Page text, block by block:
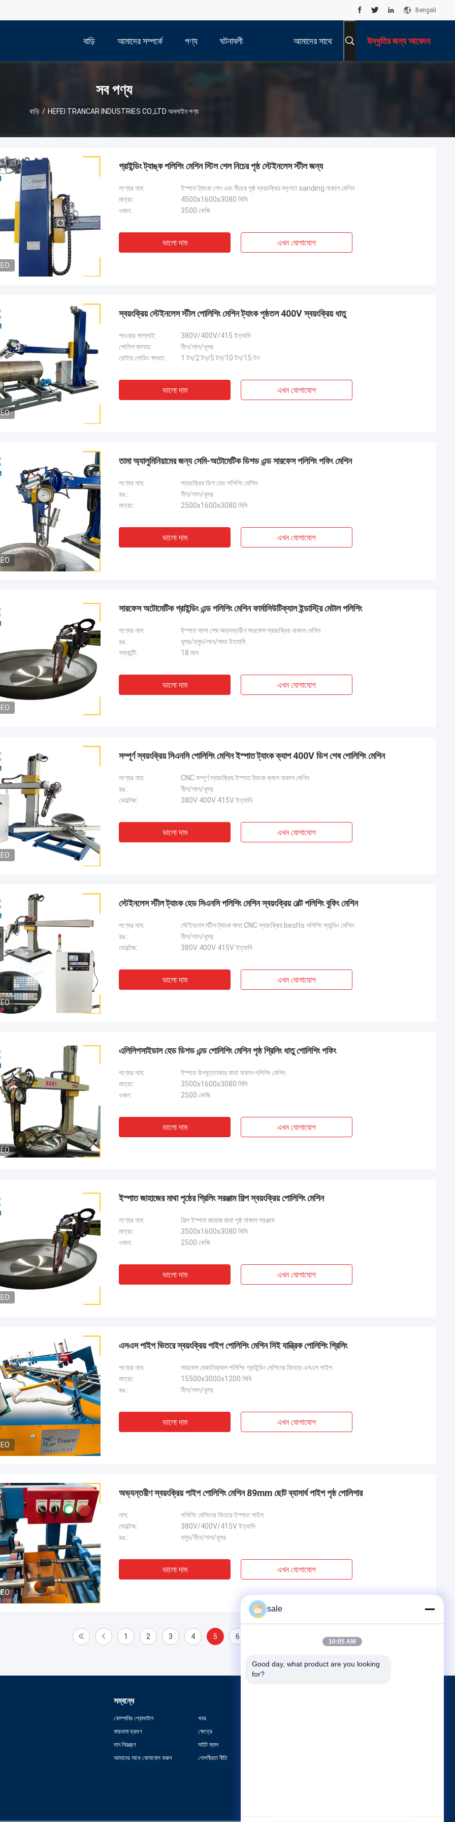
Bengali
বাড়ি আমাদের সম্পর্কে পণ্য ঘটনাবলী আমাদের সাথে উদ্ধৃতির জন্য আবেদন
সব পণ্য
বাড়ি / HEFEI TRANCAR INDUSTRIES CO.,LTD অনলাইন পণ্য
গ্রাইন্ডিং ট্যাঙ্ক পলিশিং মেশিন স্টিল শেল নিচের পৃষ্ঠ স্টেইনলেস স্টীল জন্য
পণ্যের নাম:
ইস্পাত ট্যাংক শেল এবং নীচের পৃষ্ঠ স্বয়ংক্রিয় মসৃণতা sanding নাকাল মেশিন
মাত্রা:
4500x1600x3080 মিমি
ওজন:
3500 কেজি
ভালো দাম এখন যোগাযোগ
স্বয়ংক্রিয় স্টেইনলেস স্টীল পোলিশিং মেশিন ট্যাংক পৃষ্ঠতল 400V স্বয়ংক্রিয় ধাতু
পাওয়ার সাপ্লাই:
380V/400V/415 ইত্যাদি
পোলিশ কালার:
নীল/লাল/ধূসর
রোটার লোডিং ক্ষমতা:
1 টন/2 টন/5 টন/10 টন/15 টন
ভালো দাম এখন যোগাযোগ
তামা অ্যালুমিনিয়ামের জন্য সেমি-অটোমেটিক ডিশড এন্ড সারফেস পলিশিং পফিং মেশিন
পণ্যের নাম:
স্বয়ংক্রিয় ডিশ হেড পলিশিং মেশিন
রঙ:
নীল/লাল/ধূসর
মাত্রা:
2500x1600x3080 মিমি
ভালো দাম এখন যোগাযোগ
সারফেস অটোমেটিক গ্রাইন্ডিং এন্ড পলিশিং মেশিন ফার্মাসিউটিক্যাল ইন্ডাস্ট্রি মেটাল পলিশিং
পণ্যের নাম:
ইস্পাত থালা শেষ অভ্যন্তরীণ সারফেস স্বয়ংক্রিয় নাকাল মেশিন
রঙ:
ধূসর/হলুদ/লাল/সাদা ইত্যাদি
গ্যারান্টি:
18 মাস
ভালো দাম এখন যোগাযোগ
সম্পূর্ণ স্বয়ংক্রিয় সিএনসি পোলিশিং মেশিন ইস্পাত ট্যাংক ক্যাপ 400V ডিশ শেষ পোলিশিং মেশিন
পণ্যের নাম:
CNC সম্পূর্ণ স্বয়ংক্রিয় ইস্পাত ট্যাংক ক্যাপ নাকাল মেশিন
রঙ:
নীল/লাল/ধূসর
ভোল্টেজ:
380V 400V 415V ইত্যাদি
ভালো দাম এখন যোগাযোগ
স্টেইনলেস স্টীল ট্যাংক হেড সিএনসি পলিশিং মেশিন স্বয়ংক্রিয় বেল্ট পলিশিং বুফিং মেশিন
পণ্যের নাম:
স্টেইনলেস স্টীল ট্যাংক মাথা CNC স্বয়ংক্রিয় beslts পলিশিং স্যান্ডিং মেশিন
রঙ:
নীল/লাল/ধূসর
ভোল্টেজ:
380V 400V 415V ইত্যাদি
ভালো দাম এখন যোগাযোগ
এলিলিপসাইডাল হেড ডিশড এন্ড পোলিশিং মেশিন পৃষ্ঠ গ্রিলিং ধাতু পোলিশিং পফিং
পণ্যের নাম:
ইস্পাত উপবৃত্তাকার মাথা নাকাল পলিশিং মেশিন
মাত্রা:
3500x1600x3080 মিমি
ওজন:
2500 কেজি
ভালো দাম এখন যোগাযোগ
ইস্পাত জাহাজের মাথা পৃষ্ঠের গ্রিলিং সরঞ্জাম শিল্প স্বয়ংক্রিয় পোলিশিং মেশিন
পণ্যের নাম:
শিল্প ইস্পাত জাহাজ মাথা পৃষ্ঠ নাকাল সরঞ্জাম
মাত্রা:
3500x1600x3080 মিমি
ওজন:
2500 কেজি
ভালো দাম এখন যোগাযোগ
এসএস পাইপ ভিতরে স্বয়ংক্রিয় পাইপ পোলিশিং মেশিন সিই যান্ত্রিক পোলিশিং গ্রিলিং
পণ্যের নাম:
সারফেস মেকানিক্যাল পলিশিং গ্রাইন্ডিং মেশিনের ভিতরে এসএস পাইপ
মাত্রা:
15500x3000x1200 মিমি
রঙ:
নীল/লাল/ধূসর
ভালো দাম এখন যোগাযোগ
অভ্যন্তরীণ স্বয়ংক্রিয় পাইপ পোলিশিং মেশিন 89mm ছোট ব্যাসার্ধ পাইপ পৃষ্ঠ পোলিশার
নাম:
পলিশিং মেশিনের ভিতরে ইস্পাত পাইপ
ভোল্টেজ:
380V/400V/415V ইত্যাদি
রঙ:
হলুদ/নীল/লাল/ধূসর
ভালো দাম এখন যোগাযোগ
1 2 3 4 5 6
সম্বন্ধে
কোম্পানির প্রোফাইল
কারখানা ভ্রমণ
মান নিয়ন্ত্রণ
আমাদের সাথে যোগাযোগ করুন
খবর
ক্ষেত্রে
সাইট ম্যাপ
গোপনীয়তা নীতি
sale
10:05 AM
Good day, what product are you looking
for?